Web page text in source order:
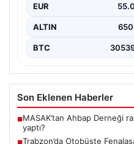
EUR
ALTIN
BTC
Son Eklenen Haberler
■MASAK’tan Ahbap Derneği
yaptı?
■Trabzon’da Otobüste